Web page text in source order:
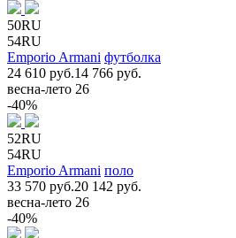
50RU
54RU
Emporio Armani футболка
24 610 руб.14 766 руб.
весна-лето 26
-40%
52RU
54RU
Emporio Armani поло
33 570 руб.20 142 руб.
весна-лето 26
-40%